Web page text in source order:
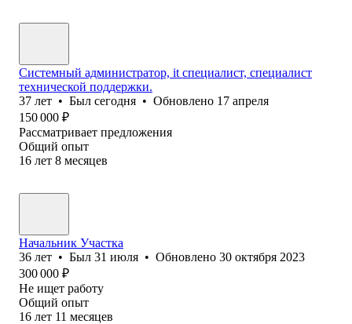
Системный администратор, it специалист, специалист
технической поддержки.
37 лет • Был сегодня • Обновлено 17 апреля
150 000 ₽
Рассматривает предложения
Общий опыт
16 лет 8 месяцев
Начальник Участка
36 лет • Был 31 июля • Обновлено 30 октября 2023
300 000 ₽
Не ищет работу
Общий опыт
16 лет 11 месяцев